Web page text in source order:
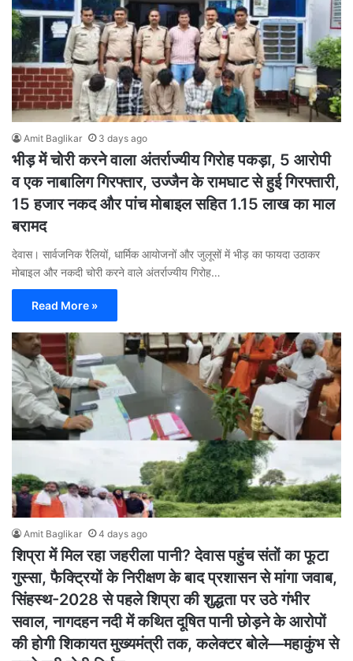
Amit Baglikar 3 days ago
भीड़ में चोरी करने वाला अंतर्राज्यीय गिरोह पकड़ा, 5 आरोपी
व एक नाबालिग गिरफ्तार, उज्जैन के रामघाट से हुई गिरफ्तारी,
15 हजार नकद और पांच मोबाइल सहित 1.15 लाख का माल
बरामद
देवास। सार्वजनिक रैलियों, धार्मिक आयोजनों और जुलूसों में भीड़ का फायदा उठाकर
मोबाइल और नकदी चोरी करने वाले अंतर्राज्यीय गिरोह…
Read More »
Amit Baglikar 4 days ago
शिप्रा में मिल रहा जहरीला पानी? देवास पहुंच संतों का फूटा
गुस्सा, फैक्ट्रियों के निरीक्षण के बाद प्रशासन से मांगा जवाब,
सिंहस्थ-2028 से पहले शिप्रा की शुद्धता पर उठे गंभीर
सवाल, नागदहन नदी में कथित दूषित पानी छोड़ने के आरोपों
की होगी शिकायत मुख्यमंत्री तक, कलेक्टर बोले—महाकुंभ से